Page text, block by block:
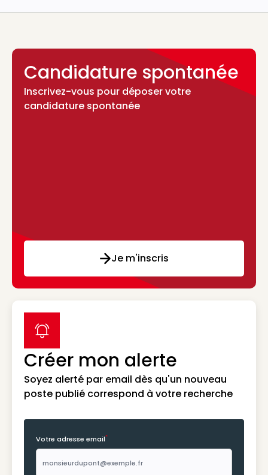
Candidature spontanée
Inscrivez-vous pour déposer votre
candidature spontanée
Je m'inscris
Créer mon alerte
Soyez alerté par email dès qu'un nouveau
poste publié correspond à votre recherche
label icon
Votre adresse email*